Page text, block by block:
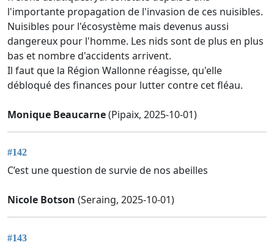
l'importante propagation de l'invasion de ces nuisibles.
Nuisibles pour l'écosystème mais devenus aussi
dangereux pour l'homme. Les nids sont de plus en plus
bas et nombre d'accidents arrivent.
Il faut que la Région Wallonne réagisse, qu'elle
débloqué des finances pour lutter contre cet fléau.
Monique Beaucarne(Pipaix, 2025-10-01)
#142
C’est une question de survie de nos abeilles
Nicole Botson (Seraing, 2025-10-01)
#143